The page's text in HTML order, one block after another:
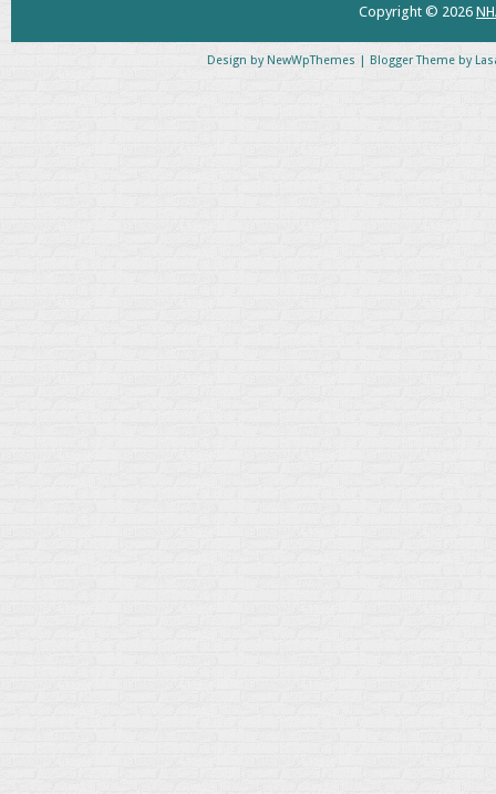
Copyright © 2026
Design by NewWpThemes | Blogger Theme by